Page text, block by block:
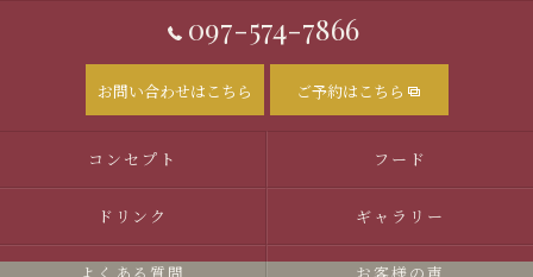
097-574-7866
お問い合わせはこちら ご予約はこちら
コンセプト フード
ドリンク ギャラリー
よくある質問 お客様の声